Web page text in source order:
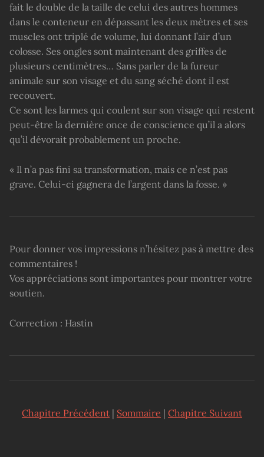
fait le double de la taille de celui des autres hommes
dans le conteneur en dépassant les deux mètres et ses
muscles ont triplé de volume, lui donnant l’air d’un
colosse. Ses ongles sont maintenant des griffes de
plusieurs centimètres… Sans parler de la fureur
animale sur son visage et du sang séché dont il est
recouvert.
Ce sont les larmes qui coulent sur son visage qui restent
peut-être la dernière once de conscience qu’il a alors
qu’il dévorait probablement un proche.
« Il n’a pas fini sa transformation, mais ce n’est pas
grave. Celui-ci gagnera de l’argent dans la fosse. »
Pour donner vos impressions n’hésitez pas à mettre des
commentaires !
Vos appréciations sont importantes pour montrer votre
soutien.
Correction : Hastin
Chapitre Précédent | Sommaire | Chapitre Suivant